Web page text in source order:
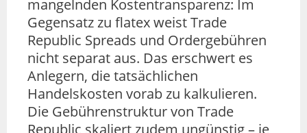
mangelnden Kostentransparenz: Im
Gegensatz zu flatex weist Trade
Republic Spreads und Ordergebühren
nicht separat aus. Das erschwert es
Anlegern, die tatsächlichen
Handelskosten vorab zu kalkulieren.
Die Gebührenstruktur von Trade
Republic skaliert zudem ungünstig – je